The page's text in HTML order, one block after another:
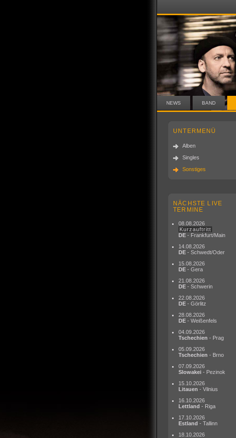
NEWS BAND
UNTERMENÜ
Alben
Singles
Sonstiges
NÄCHSTE LIVE
TERMINE
08.08.2026
Kurzauftritt
DE - Frankfurt/Main
14.08.2026
DE - Schwedt/Oder
15.08.2026
DE - Gera
21.08.2026
DE - Schwerin
22.08.2026
DE - Görlitz
28.08.2026
DE - Weißenfels
04.09.2026
Tschechien - Prag
05.09.2026
Tschechien - Brno
07.09.2026
Slowakei - Pezinok
15.10.2026
Litauen - Vilnius
16.10.2026
Lettland - Riga
17.10.2026
Estland - Tallinn
18.10.2026